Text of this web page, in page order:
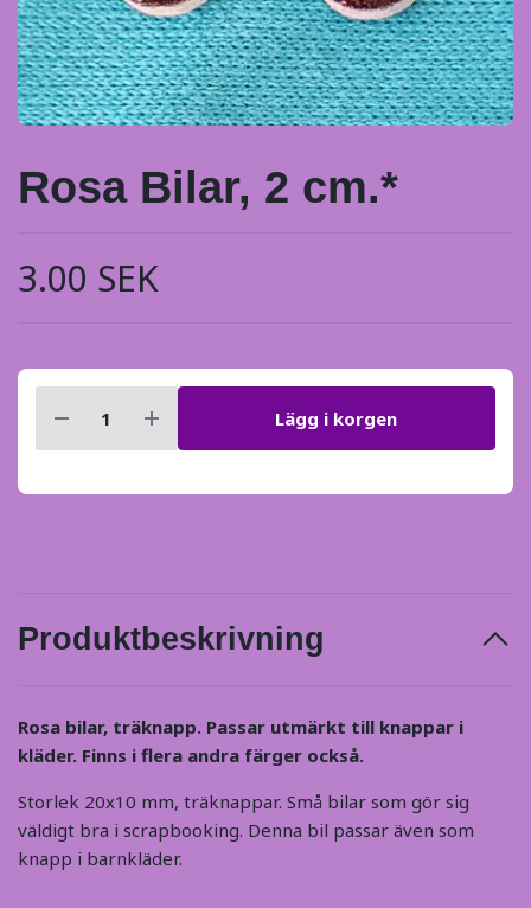
Rosa Bilar, 2 cm.*
3.00 SEK
Lägg i korgen
Produktbeskrivning
Rosa bilar, träknapp. Passar utmärkt till knappar i
kläder. Finns i flera andra färger också.
Storlek 20x10 mm, träknappar. Små bilar som gör sig
väldigt bra i scrapbooking. Denna bil passar även som
knapp i barnkläder.